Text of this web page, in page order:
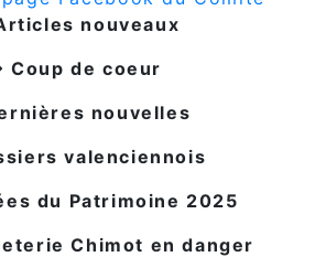
nouveaux
Coup de coeur
nouvelles
valenciennois
du Patrimoine 2025
Chimot en danger